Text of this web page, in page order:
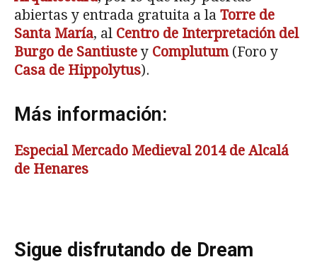
abiertas y entrada gratuita a la Torre de
Santa María, al Centro de Interpretación del
Burgo de Santiustey Complutum (Foro y
Casa de Hippolytus).
Más información:
Especial Mercado Medieval 2014 de Alcalá
de Henares
Sigue disfrutando de Dream